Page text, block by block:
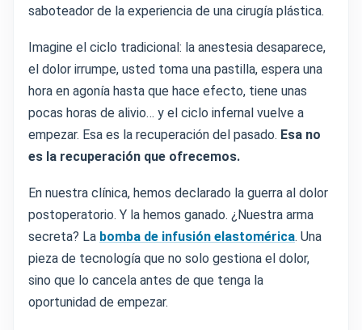
saboteador de la experiencia de una cirugía plástica.
Imagine el ciclo tradicional: la anestesia desaparece,
el dolor irrumpe, usted toma una pastilla, espera una
hora en agonía hasta que hace efecto, tiene unas
pocas horas de alivio… y el ciclo infernal vuelve a
empezar. Esa es la recuperación del pasado. Esa no
es la recuperación que ofrecemos.
En nuestra clínica, hemos declarado la guerra al dolor
postoperatorio. Y la hemos ganado. ¿Nuestra arma
secreta? La bomba de infusión elastomérica. Una
pieza de tecnología que no solo gestiona el dolor,
sino que lo cancela antes de que tenga la
oportunidad de empezar.